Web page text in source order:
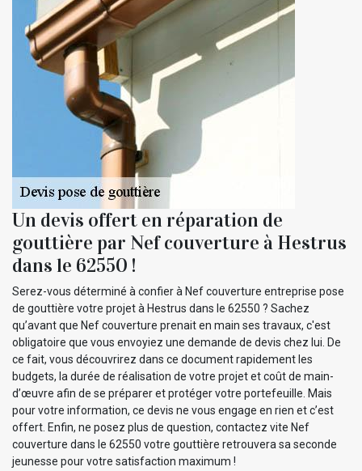
Un devis offert en réparation de
gouttière par Nef couverture à Hestrus
dans le 62550 !
Serez-vous déterminé à confier à Nef couverture entreprise pose
de gouttière votre projet à Hestrus dans le 62550 ? Sachez
qu’avant que Nef couverture prenait en main ses travaux, c'est
obligatoire que vous envoyiez une demande de devis chez lui. De
ce fait, vous découvrirez dans ce document rapidement les
budgets, la durée de réalisation de votre projet et coût de main-
d’œuvre afin de se préparer et protéger votre portefeuille. Mais
pour votre information, ce devis ne vous engage en rien et c’est
offert. Enfin, ne posez plus de question, contactez vite Nef
couverture dans le 62550 votre gouttière retrouvera sa seconde
jeunesse pour votre satisfaction maximum !